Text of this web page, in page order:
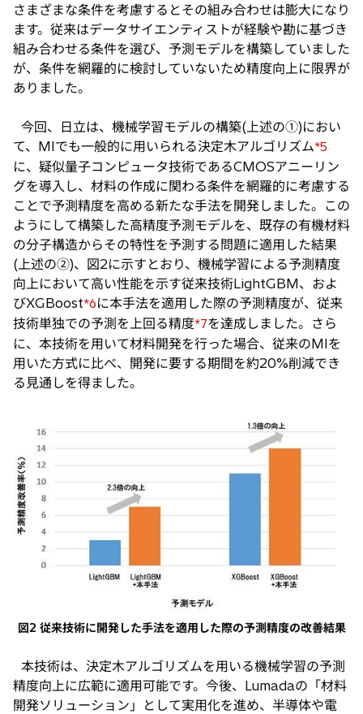
さまざまな条件を考慮するとその組み合わせは膨大になり
ます。従来はデータサイエンティストが経験や勘に基づき
組み合わせる条件を選び、予測モデルを構築していました
が、条件を網羅的に検討していないため精度向上に限界が
ありました。
今回、日立は、機械学習モデルの構築(上述の①)におい
て、MIでも一般的に用いられる決定木アルゴリズム*5
に、疑似量子コンピュータ技術であるCMOSアニーリン
グを導入し、材料の作成に関わる条件を網羅的に考慮する
ことで予測精度を高める新たな手法を開発しました。この
ようにして構築した高精度予測モデルを、既存の有機材料
の分子構造からその特性を予測する問題に適用した結果
(上述の②)、図2に示すとおり、機械学習による予測精度
向上において高い性能を示す従来技術LightGBM、およ
びXGBoost*6に本手法を適用した際の予測精度が、従来
技術単独での予測を上回る精度*7を達成しました。さら
に、本技術を用いて材料開発を行った場合、従来のMIを
用いた方式に比べ、開発に要する期間を約20%削減でき
る見通しを得ました。
図2 従来技術に開発した手法を適用した際の予測精度の改善結果
本技術は、決定木アルゴリズムを用いる機械学習の予測
精度向上に広範に適用可能です。今後、Lumadaの「材料
開発ソリューション」として実用化を進め、半導体や電